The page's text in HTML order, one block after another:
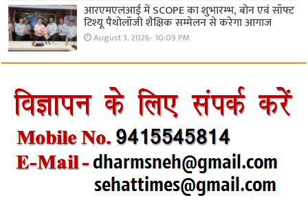
आरएमएलआई में SCOPE का शुभारम्भ, बोन एवं सॉफ्ट
टिश्यू पैथोलॉजी शैक्षिक सम्मेलन से करेगा आगाज
August 3, 2026- 10:09 PM